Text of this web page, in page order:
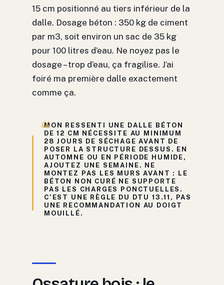
15 cm positionné au tiers inférieur de la
dalle. Dosage béton : 350 kg de ciment
par m3, soit environ un sac de 35 kg
pour 100 litres d’eau. Ne noyez pas le
dosage – trop d’eau, ça fragilise. J’ai
foiré ma première dalle exactement
comme ça.
MON RESSENTI
UNE DALLE BÉTON
DE 12 CM NÉCESSITE AU MINIMUM
28 JOURS DE SÉCHAGE AVANT DE
POSER LA STRUCTURE DESSUS. EN
AUTOMNE OU EN PÉRIODE HUMIDE,
AJOUTEZ UNE SEMAINE. NE
MONTEZ PAS LES MURS AVANT : LE
BÉTON NON CURÉ NE SUPPORTE
PAS LES CHARGES PONCTUELLES.
C’EST UNE RÈGLE DU DTU 13.11, PAS
UNE RECOMMANDATION AU DOIGT
MOUILLÉ.